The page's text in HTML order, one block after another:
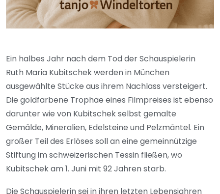
Ein halbes Jahr nach dem Tod der Schauspielerin
Ruth Maria Kubitschek werden in München
ausgewählte Stücke aus ihrem Nachlass versteigert.
Die goldfarbene Trophäe eines Filmpreises ist ebenso
darunter wie von Kubitschek selbst gemalte
Gemälde, Mineralien, Edelsteine und Pelzmäntel. Ein
großer Teil des Erlöses soll an eine gemeinnützige
Stiftung im schweizerischen Tessin fließen, wo
Kubitschek am 1. Juni mit 92 Jahren starb.
Die Schauspielerin sei in ihren letzten Lebensjahren